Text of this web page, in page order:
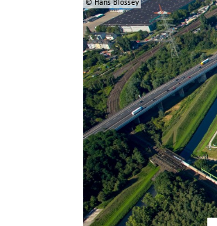
© Hans Blossey